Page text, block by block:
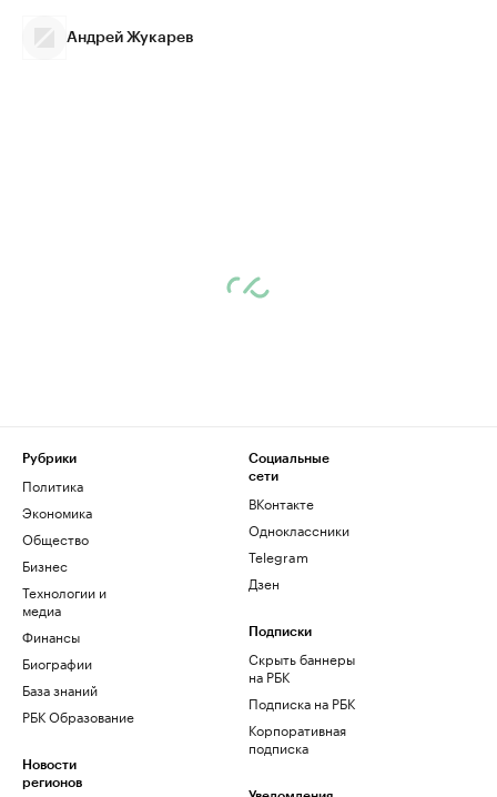
Андрей Жукарев
Рубрики
Политика
Экономика
Общество
Бизнес
Технологии и
медиа
Финансы
Биографии
База знаний
РБК Образование
Новости
регионов
Социальные
сети
ВКонтакте
Одноклассники
Telegram
Дзен
Подписки
Скрыть баннеры
на РБК
Подписка на РБК
Корпоративная
подписка